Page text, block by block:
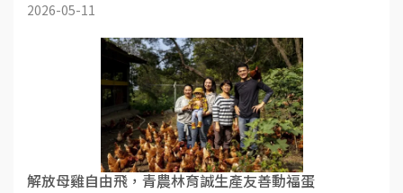
2026-05-11
解放母雞自由飛，青農林育誠生產友善動福蛋